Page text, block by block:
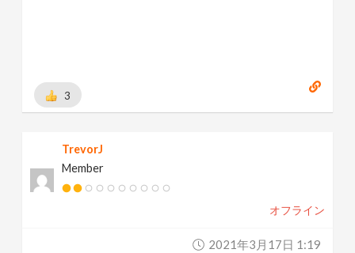
3
TrevorJ
Member
オフライン
2021年3月17日 1:19